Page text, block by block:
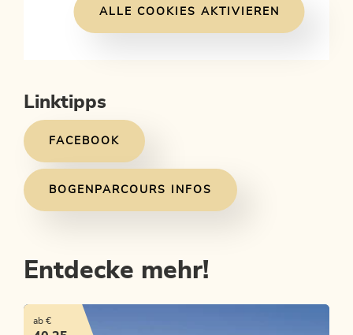
ALLE COOKIES AKTIVIEREN
Linktipps
FACEBOOK
BOGENPARCOURS INFOS
Entdecke mehr!
ab €